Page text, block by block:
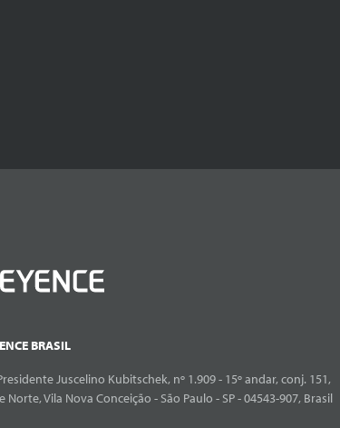
BRASIL
Juscelino Kubitschek, nº 1.909 - 15º andar, conj. 151,
Norte, Vila Nova Conceição - São Paulo - SP - 04543-907, Brasil